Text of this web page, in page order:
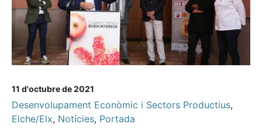
11 d'octubre de 2021
Desenvolupament Econòmic i Sectors Productius,
Elche/Elx, Notícies, Portada